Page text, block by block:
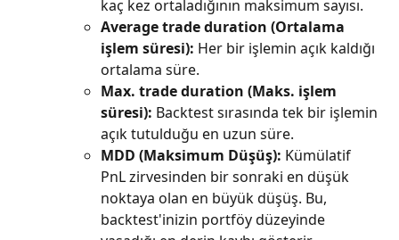
kaç kez ortaladığının maksimum sayısı.
Average trade duration (Ortalama
işlem süresi): Her bir işlemin açık kaldığı
ortalama süre.
Max. trade duration (Maks. işlem
süresi): Backtest sırasında tek bir işlemin
açık tutulduğu en uzun süre.
MDD (Maksimum Düşüş): Kümülatif
PnL zirvesinden bir sonraki en düşük
noktaya olan en büyük düşüş. Bu,
backtest'inizin portföy düzeyinde